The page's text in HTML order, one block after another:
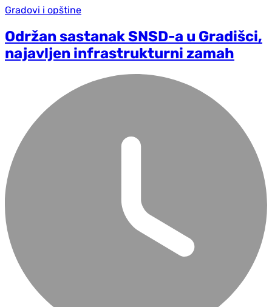
Gradovi i opštine
Održan sastanak SNSD-a u Gradišci,
najavljen infrastrukturni zamah